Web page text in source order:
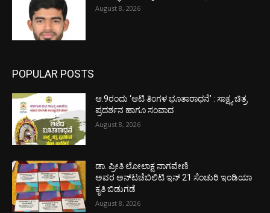
August 8, 2026
POPULAR POSTS
ಆ.9ರಂದು ‘ಆಟಿ ತಿಂಗಳ ಭೂತಾರಾಧನೆ’ : ಸಾಕ್ಷ್ಯ ಚಿತ್ರ
ಪ್ರದರ್ಶನ ಹಾಗೂ ಸಂವಾದ
August 8, 2026
ಡಾ. ಪ್ರೀತಿ ಲೋಲಾಕ್ಷ ನಾಗವೇಣಿ
ಅವರ ಅನ್‌ಟಚೆಬಿಲಿಟಿ ಇನ್ 21 ಸೆಂಚುರಿ ಇಂಡಿಯಾ
ಕೃತಿ ಬಿಡುಗಡೆ
August 8, 2026